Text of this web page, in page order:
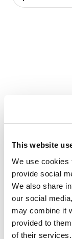
This website
We use cookies
provide social
We also share
our social
may combine it
provided to
of their services.